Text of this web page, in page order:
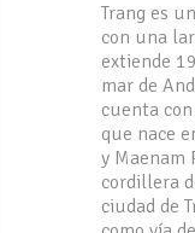
Trang es
con una
extiende
mar de
cuenta
que nace
y Maenam
cordillera
ciudad de